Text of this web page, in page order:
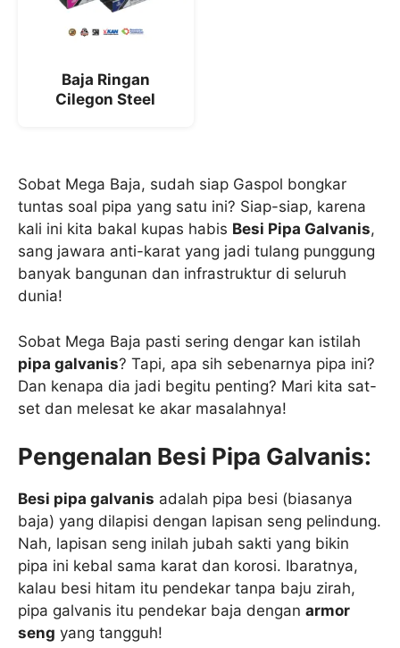
Baja Ringan
Cilegon Steel
Sobat Mega Baja, sudah siap Gaspol bongkar
tuntas soal pipa yang satu ini? Siap-siap, karena
kali ini kita bakal kupas habis Besi Pipa Galvanis,
sang jawara anti-karat yang jadi tulang punggung
banyak bangunan dan infrastruktur di seluruh
dunia!
Sobat Mega Baja pasti sering dengar kan istilah
pipa galvanis? Tapi, apa sih sebenarnya pipa ini?
Dan kenapa dia jadi begitu penting? Mari kita sat-
set dan melesat ke akar masalahnya!
Pengenalan Besi Pipa Galvanis:
Besi pipa galvanis adalah pipa besi (biasanya
baja) yang dilapisi dengan lapisan seng pelindung.
Nah, lapisan seng inilah jubah sakti yang bikin
pipa ini kebal sama karat dan korosi. Ibaratnya,
kalau besi hitam itu pendekar tanpa baju zirah,
pipa galvanis itu pendekar baja dengan armor
seng yang tangguh!